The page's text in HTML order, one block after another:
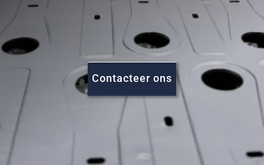
Projecten
FAQ
Vacatures
Contacteer ons